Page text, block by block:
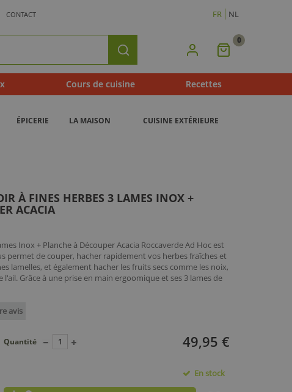
CONTACT FR NL
Rechercher Mon
0
Cours de cuisine Recettes
ÉPICERIE LA MAISON CUISINE EXTÉRIEURE
À FINES HERBES 3 LAMES INOX +
ACACIA
Inox + Planche à Découper Acacia Roccaverde Ad Hoc est
permet de couper, hacher rapidement vos herbes fraîches et
lamelles, et également hacher les fruits secs comme les noix,
Grâce à une prise en main ergoomique et ses 3 lames de
avis
49,95 €
Quantité
En stock